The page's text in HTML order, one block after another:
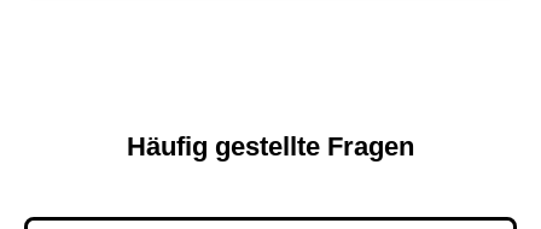
Häufig gestellte Fragen